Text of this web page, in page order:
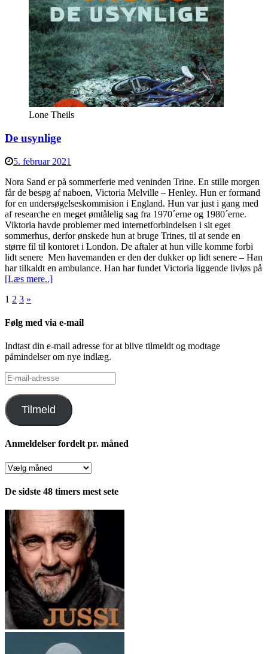
Lone Theils
De usynlige
5. februar 2021
Nora Sand er på sommerferie med veninden Trine. En stille morgen
får de besøg af naboen, Victoria Melville – Henley. Hun er formand
for en undersøgelseskommision i England. Hun var just i gang med
af researche en meget ømtålelig sag fra 1970´erne og 1980´erne.
Viktoria havde problemer med internetforbindelsen i sit eget
sommerhus, derfor ønskede hun at bruge Trines, til at sende en
større fil til kontoret i London. De aftaler at hun ville komme forbi
lidt senere Men havemanden er den der dukker op lidt senere – Han
har tilkaldt en ambulance. Han har fundet Victoria liggende livløs på
[Læs mere..]
Indlægsinddeling
1 2 3 »
Følg med via e-mail
Indtast din e-mail adresse for at blive tilmeldt og modtage
påmindelser om nye indlæg.
E-
mail-
adresse
Tilmeld
Anmeldelser fordelt pr. måned
Anmeldelser
pr.
De sidste 48 timers mest sete